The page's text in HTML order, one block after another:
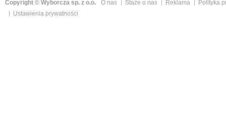
Copyright © Wyborcza sp. z o.o. O nas Staże u nas Reklama
Polityka
Ustawienia prywatności